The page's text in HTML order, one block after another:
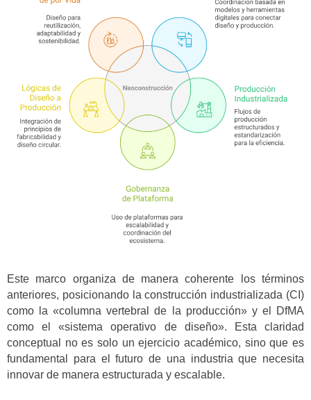
Este marco organiza de manera coherente los términos
anteriores, posicionando la construcción industrializada (CI)
como la «columna vertebral de la producción» y el DfMA
como el «sistema operativo de diseño». Esta claridad
conceptual no es solo un ejercicio académico, sino que es
fundamental para el futuro de una industria que necesita
innovar de manera estructurada y escalable.